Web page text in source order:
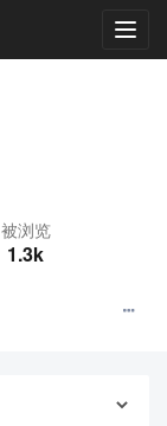
被浏览
1.3k